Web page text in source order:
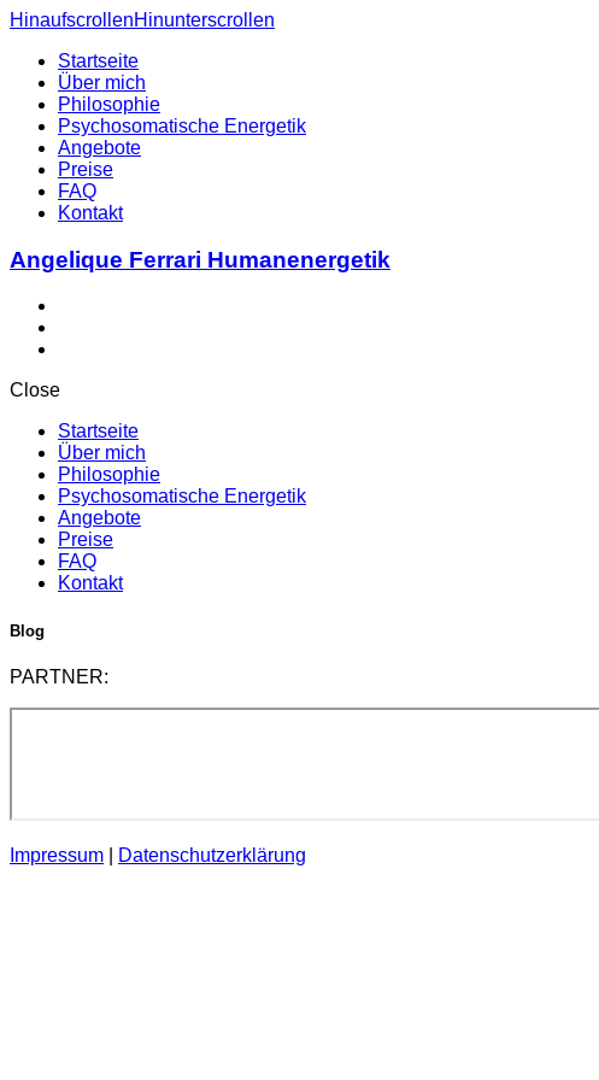
HinaufscrollenHinunterscrollen
Startseite
Über mich
Philosophie
Psychosomatische Energetik
Angebote
Preise
FAQ
Kontakt
Angelique Ferrari Humanenergetik
Close
Startseite
Über mich
Philosophie
Psychosomatische Energetik
Angebote
Preise
FAQ
Kontakt
Blog
PARTNER:
Impressum Datenschutzerklärung